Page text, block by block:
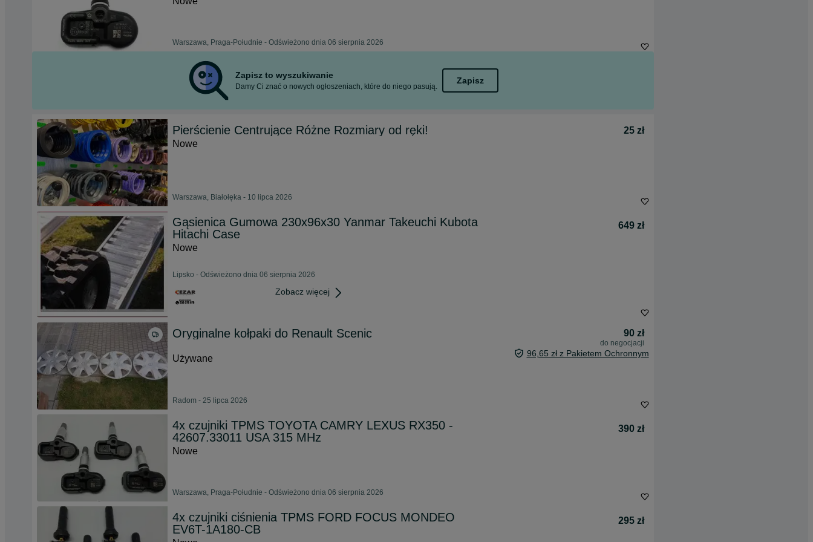
Warszawa, Praga-Południe - Odświeżono dnia 06 sierpnia 2026
Zapisz to wyszukiwanie
Damy Ci znać o nowych ogłoszeniach, które do niego pasują.
Zapisz
Pierścienie Centrujące Różne Rozmiary od ręki!
25 zł
Nowe
Warszawa, Białołęka - 10 lipca 2026
Gąsienica Gumowa 230x96x30 Yanmar Takeuchi Kubota
Hitachi Case
649 zł
Nowe
Lipsko - Odświeżono dnia 06 sierpnia 2026
Zobacz więcej
Oryginalne kołpaki do Renault Scenic 90 zł
do negocjacji
Używane 96,65 zł z Pakietem Ochronnym
Radom - 25 lipca 2026
4x czujniki TPMS TOYOTA CAMRY LEXUS RX350 -
42607.33011 USA 315 MHz
390 zł
Nowe
Warszawa, Praga-Południe - Odświeżono dnia 06 sierpnia 2026
4x czujniki ciśnienia TPMS FORD FOCUS MONDEO
EV6T-1A180-CB
295 zł